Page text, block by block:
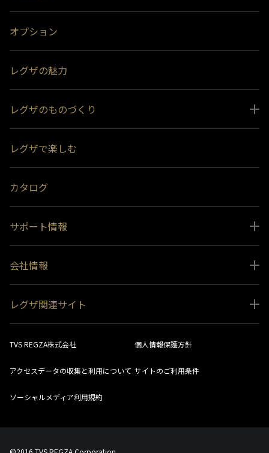
オプション
レグザの魅力
レグザのものづくり
スペシャルコンテンツ
受賞履歴
レグザで楽しむ
カタログ
サポート情報
取扱説明書ダウンロード
インフォメーション 一覧
生産終了商品一覧
ソフトウェアダウンロード情報
会社情報
ニュース
会社概要
社会環境活動
レグザ関連サイト
レグザ オンラインストア
レグザ メンバーズ
法人向けサイト
視聴分析サービス
TVS REGZA株式会社 個人情報保護方針
アクセスデータの収集と利用について サイトのご利用条件
ソーシャルメディア利用規約